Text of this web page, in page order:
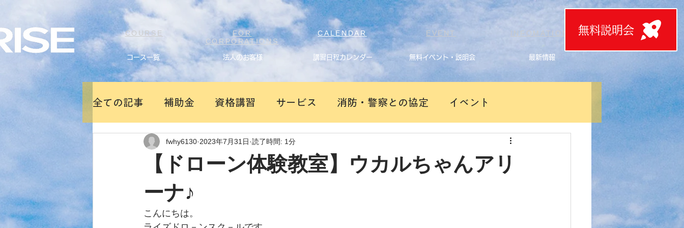
無料説明会
COURSE
FOR
CORPORATIONS
CALENDAR EVENT INFOMATION
コース一覧 法人のお客様 講習日程カレンダー 無料イベント・説明会 最新情報
全ての記事 補助金 資格講習 サービス 消防・警察との協定 イベント
新製品ドローン
【ドローン体験教室】ウカルちゃんアリ
ーナ♪
fwhy6130 2023年7月31日 読了時間: 1分
こんにちは。